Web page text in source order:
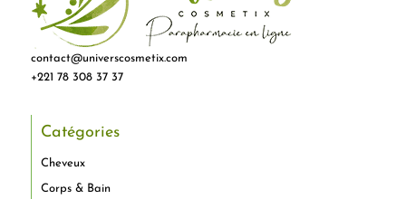
contact@universcosmetix.com
+221 78 308 37 37
Catégories
Cheveux
Corps & Bain